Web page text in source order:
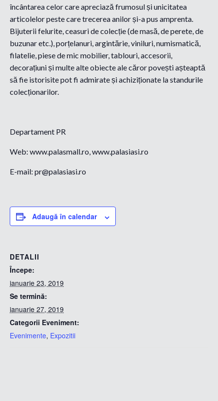
încântarea celor care apreciază frumosul și unicitatea
articolelor peste care trecerea anilor și-a pus amprenta.
Bijuterii felurite, ceasuri de colecție (de masă, de perete, de
buzunar etc.), porțelanuri, argintărie, viniluri, numismatică,
filatelie, piese de mic mobilier, tablouri, accesorii,
decorațiuni și multe alte obiecte ale căror povești așteaptă
să fie istorisite pot fi admirate și achiziționate la standurile
colecționarilor.
Departament PR
Web: www.palasmall.ro, www.palasiasi.ro
E-mail: pr@palasiasi.ro
Adaugă în calendar
DETALII
Începe:
ianuarie 23, 2019
Se termină:
ianuarie 27, 2019
Categorii Eveniment:
Evenimente, Expozitii